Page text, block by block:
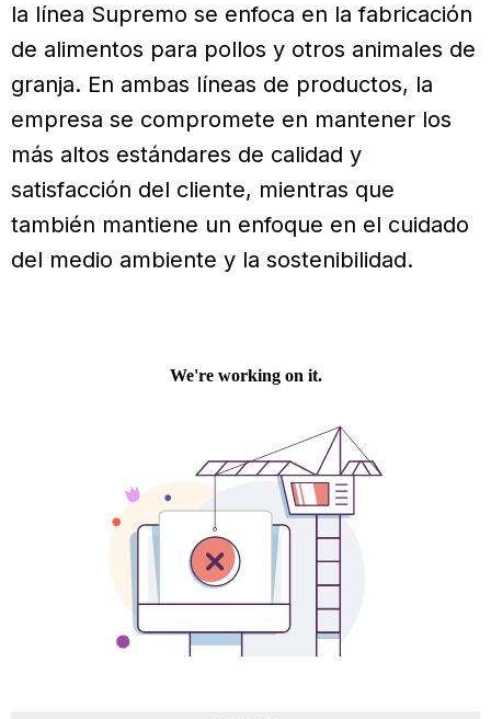
la línea Supremo se enfoca en la fabricación
de alimentos para pollos y otros animales de
granja. En ambas líneas de productos, la
empresa se compromete en mantener los
más altos estándares de calidad y
satisfacción del cliente, mientras que
también mantiene un enfoque en el cuidado
del medio ambiente y la sostenibilidad.